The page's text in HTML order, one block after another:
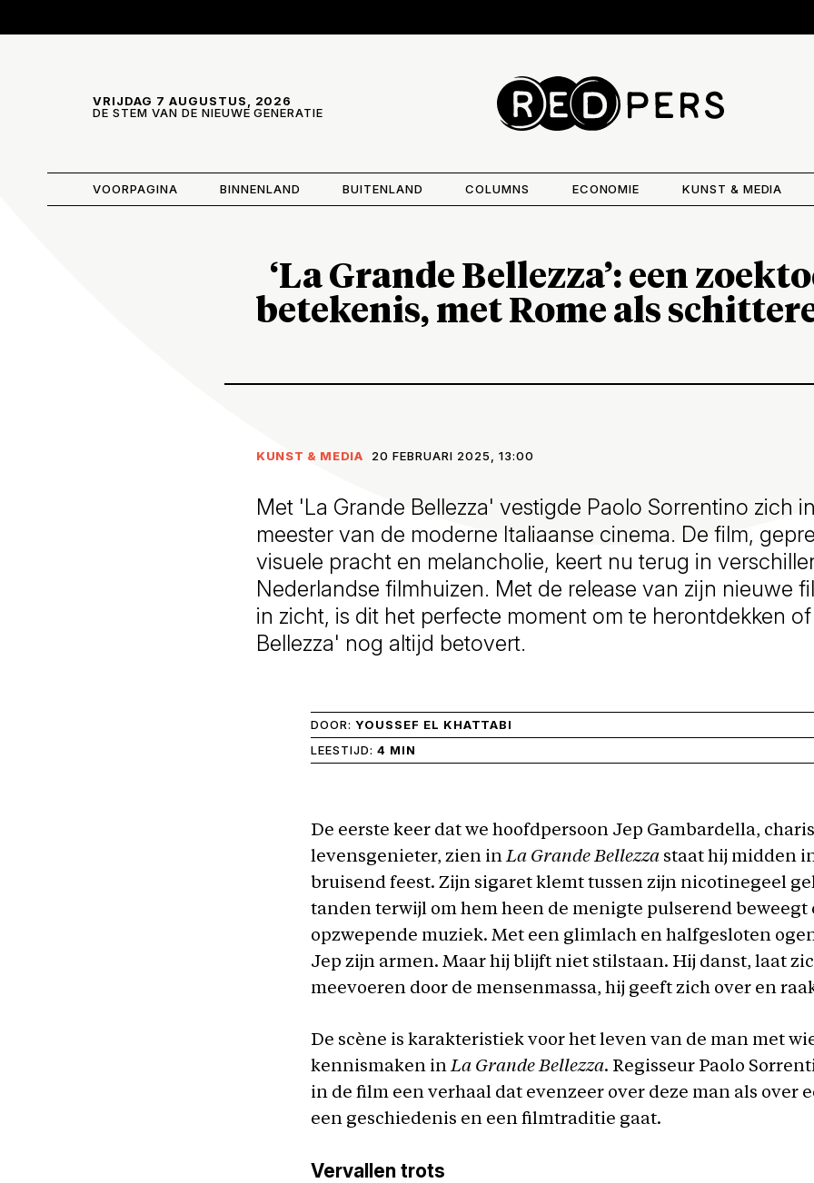
VRIJDAG 7 AUGUSTUS, 2026
DE STEM VAN DE NIEUWE GENERATIE
VOORPAGINA BINNENLAND BUITENLAND COLUMNS ECONOMIE KUNST & MEDIA
‘La Grande Bellezza’: een
betekenis, met Rome als
KUNST & MEDIA 20 FEBRUARI 2025, 13:00
Met 'La Grande Bellezza' vestigde Paolo Sorrentino zich
meester van de moderne Italiaanse cinema. De film,
visuele pracht en melancholie, keert nu terug in
Nederlandse filmhuizen. Met de release van zijn nieuwe
in zicht, is dit het perfecte moment om te herontdekken
Bellezza' nog altijd betovert.
DOOR: YOUSSEF EL KHATTABI
LEESTIJD: 4 MIN
De eerste keer dat we hoofdpersoon Jep Gambardella,
levensgenieter, zien inLa Grande Bellezza staat hij midden
bruisend feest. Zijn sigaret klemt tussen zijn nicotinegeel
tanden terwijl om hem heen de menigte pulserend beweegt
opzwepende muziek. Met een glimlach en halfgesloten
Jep zijn armen. Maar hij blijft niet stilstaan. Hij danst, laat
meevoeren door de mensenmassa, hij geeft zich over en
De scène is karakteristiek voor het leven van de man met
kennismaken inLa Grande Bellezza. Regisseur Paolo
in de film een verhaal dat evenzeer over deze man als over
een geschiedenis en een filmtraditie gaat.
Vervallen trots